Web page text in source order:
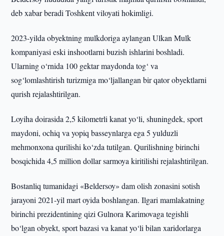
deb xabar beradi Toshkent viloyati hokimligi.
2023-yilda obyektning mulkdoriga aylangan Ulkan Mulk
kompaniyasi eski inshootlarni buzish ishlarini boshladi.
Ularning o‘rnida 100 gektar maydonda tog‘ va
sog‘lomlashtirish turizmiga mo‘ljallangan bir qator obyektlarni
qurish rejalashtirilgan.
Loyiha doirasida 2,5 kilometrli kanat yo‘li, shuningdek, sport
maydoni, ochiq va yopiq basseynlarga ega 5 yulduzli
mehmonxona qurilishi ko‘zda tutilgan. Qurilishning birinchi
bosqichida 4,5 million dollar sarmoya kiritilishi rejalashtirilgan.
Bostanliq tumanidagi «Beldersoy» dam olish zonasini sotish
jarayoni 2021-yil mart oyida boshlangan. Ilgari mamlakatning
birinchi prezidentining qizi Gulnora Karimovaga tegishli
bo‘lgan obyekt, sport bazasi va kanat yo‘li bilan xaridorlarga